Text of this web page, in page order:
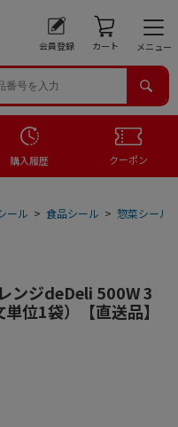
会員登録 カート メニュー
購入履歴 クーポン
ール > 食品シール > 惣菜シール
ンジdeDeli 500W 3
位1袋）【直送品】